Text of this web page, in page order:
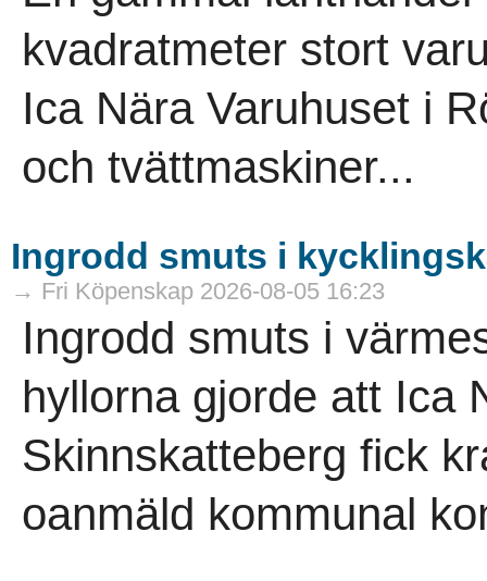
kvadratmeter stort
Ica Nära Varuhuset i
och tvättmaskiner...
Ingrodd smuts i
→ Fri Köpenskap 2026-08-05 16:23
Ingrodd smuts i
hyllorna gjorde att Ica
Skinnskatteberg fick
oanmäld kommunal